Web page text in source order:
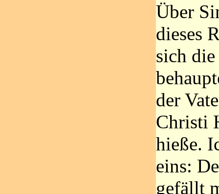
Über
dieses
sich
der
Christi
hieße.
eins:
gefällt